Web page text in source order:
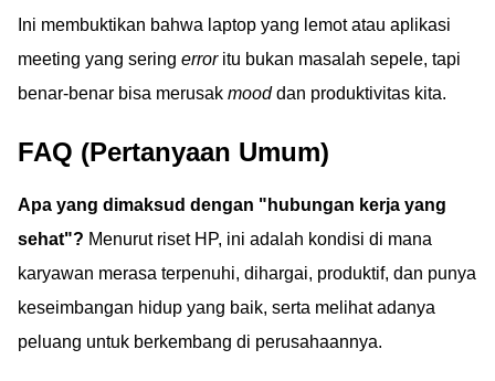
Ini membuktikan bahwa laptop yang lemot atau aplikasi
meeting yang sering erroritu bukan masalah sepele, tapi
benar-benar bisa merusak mooddan produktivitas kita.
FAQ (Pertanyaan Umum)
Apa yang dimaksud dengan "hubungan kerja yang
sehat"? Menurut riset HP, ini adalah kondisi di mana
karyawan merasa terpenuhi, dihargai, produktif, dan punya
keseimbangan hidup yang baik, serta melihat adanya
peluang untuk berkembang di perusahaannya.